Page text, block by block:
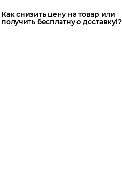
Как снизить цену на товар или
получить бесплатную доставку!?